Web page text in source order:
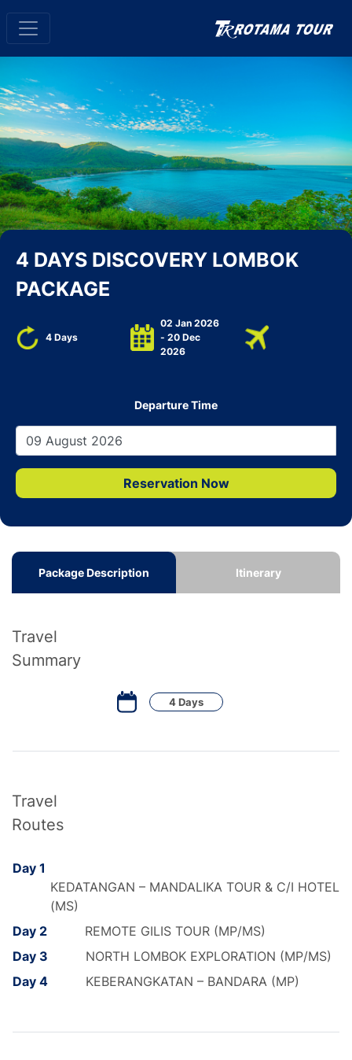
4 DAYS DISCOVERY LOMBOK
PACKAGE
4 Days
02 Jan 2026
- 20 Dec
2026
Departure Time
Reservation Now
Package Description Itinerary
Travel
Summary
4 Days
Travel
Routes
Day 1
KEDATANGAN – MANDALIKA TOUR & C/I HOTEL
(MS)
Day 2
REMOTE GILIS TOUR (MP/MS)
Day 3
NORTH LOMBOK EXPLORATION (MP/MS)
Day 4
KEBERANGKATAN – BANDARA (MP)